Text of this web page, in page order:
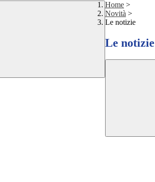
Home >
Novità >
Le notizie
Le notizie